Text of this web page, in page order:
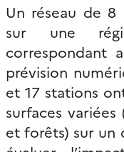
Un réseau de
sur une
correspondant
prévision
et 17 stations
surfaces variées
et forêts) sur un